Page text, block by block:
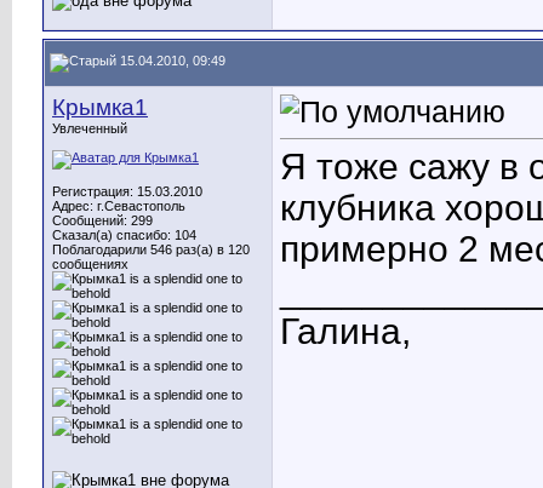
15.04.2010, 09:49
Крымка1
Увлеченный
Регистрация: 15.03.2010
Адрес: г.Севастополь
Сообщений: 299
Сказал(а) спасибо: 104
Поблагодарили 546 раз(а) в 120
сообщениях
Я тоже сажу в
клубника
примерно 2
Галина,